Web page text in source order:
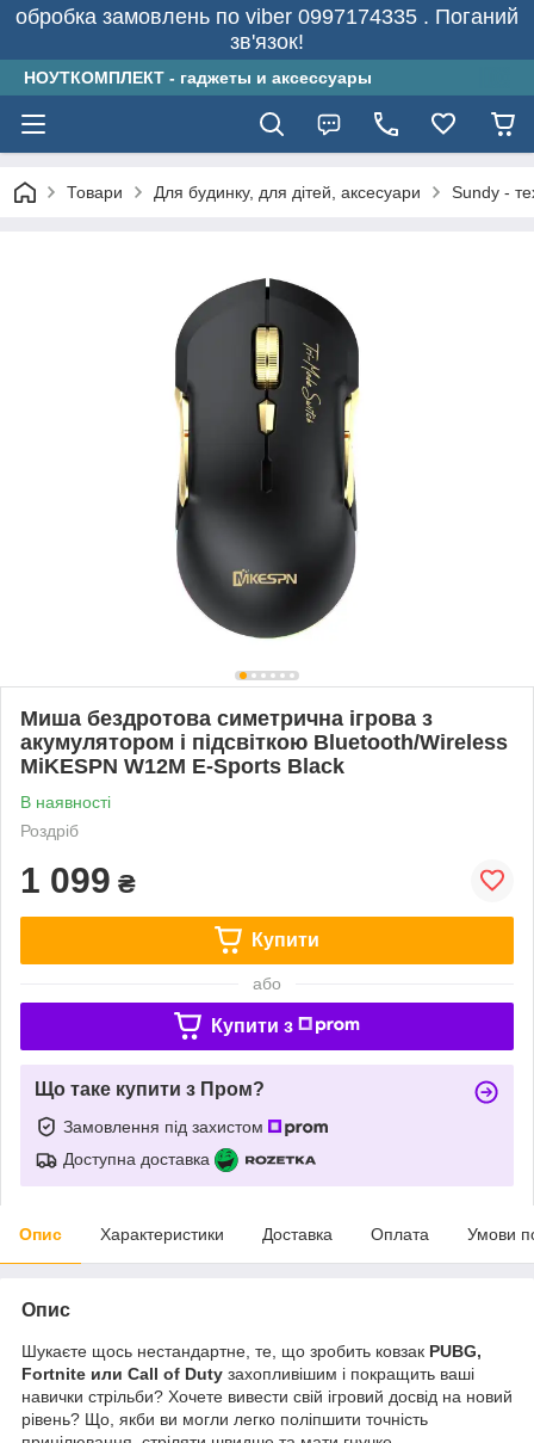
обробка замовлень по viber 0997174335 . Поганий
зв'язок!
НОУТКОМПЛЕКТ - гаджеты и аксессуары
Товари Для будинку, для дітей, аксесуари Sundy -
Миша бездротова симетрична ігрова з
акумулятором і підсвіткою Bluetooth/Wireless
MiKESPN W12M E-Sports Black
В наявності
Роздріб
1 099 ₴
Купити
або
Купити з
Що таке купити з Пром?
Замовлення під захистом
Доступна доставка
Опис Характеристики Доставка Оплата Умови
Опис
Шукаєте щось нестандартне, те, що зробить ковзак PUBG,
Fortnite или Call of Duty захопливішим і покращить ваші
навички стрільби? Хочете вивести свій ігровий досвід на новий
рівень? Що, якби ви могли легко поліпшити точність